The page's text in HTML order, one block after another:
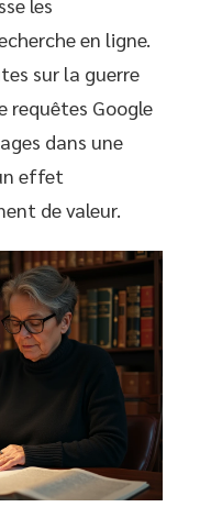
en ligne.
sur la guerre
requêtes Google
dans une
effet
de valeur.